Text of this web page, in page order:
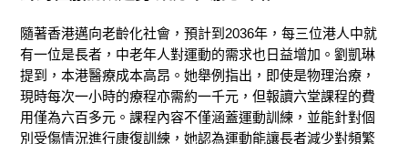
隨著香港邁向老齡化社會，預計到2036年，每三位港人中就
有一位是長者，中老年人對運動的需求也日益增加。劉凱琳
提到， 本港醫療成本高昂。她舉例指出，即使是物理治療，
現時每次一小時的療程亦需約一千元，但報讀六堂課程的費
用僅為六百多元。課程內容不僅涵蓋運動訓練，並能針對個
別受傷情況進行康復訓練 ， 她認為運動能讓長者減少對頻繁